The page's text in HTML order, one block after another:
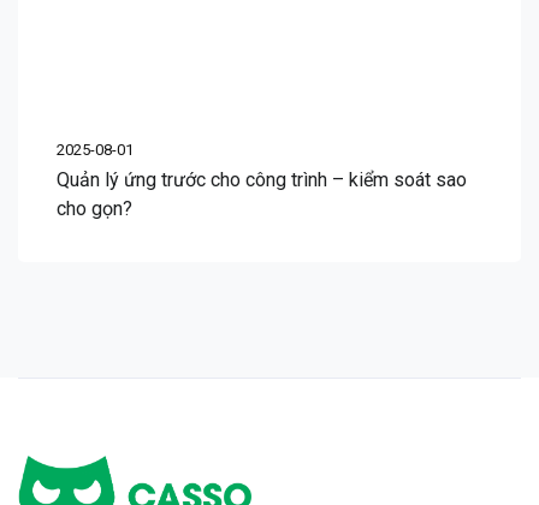
2025-08-01
Quản lý ứng trước cho công trình – kiểm soát sao
cho gọn?